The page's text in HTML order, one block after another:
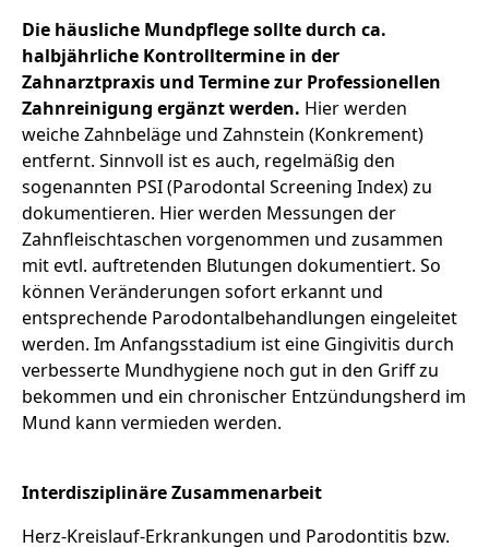
Die häusliche Mundpflege sollte durch ca.
halbjährliche Kontrolltermine in der
Zahnarztpraxis und Termine zur Professionellen
Zahnreinigung ergänzt werden. Hier werden
weiche Zahnbeläge und Zahnstein (Konkrement)
entfernt. Sinnvoll ist es auch, regelmäßig den
sogenannten PSI (Parodontal Screening Index) zu
dokumentieren. Hier werden Messungen der
Zahnfleischtaschen vorgenommen und zusammen
mit evtl. auftretenden Blutungen dokumentiert. So
können Veränderungen sofort erkannt und
entsprechende Parodontalbehandlungen eingeleitet
werden. Im Anfangsstadium ist eine Gingivitis durch
verbesserte Mundhygiene noch gut in den Griff zu
bekommen und ein chronischer Entzündungsherd im
Mund kann vermieden werden.
Interdisziplinäre Zusammenarbeit
Herz-Kreislauf-Erkrankungen und Parodontitis bzw.